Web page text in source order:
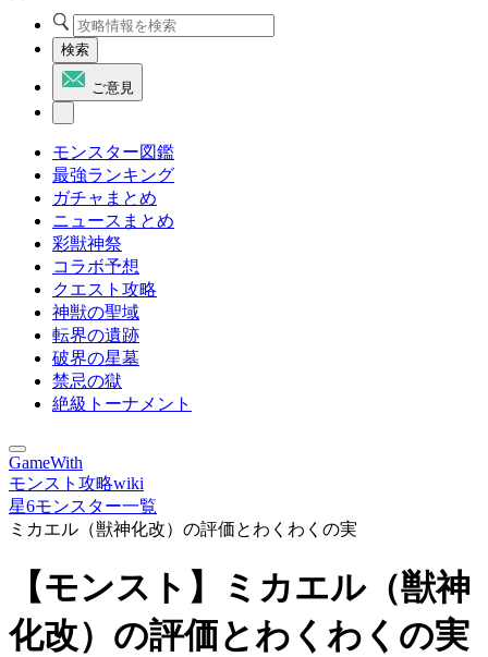
検索
ご意見
モンスター図鑑
最強ランキング
ガチャまとめ
ニュースまとめ
彩獣神祭
コラボ予想
クエスト攻略
神獣の聖域
転界の遺跡
破界の星墓
禁忌の獄
絶級トーナメント
GameWith
モンスト攻略wiki
星6モンスター一覧
ミカエル（獣神化改）の評価とわくわくの実
【モンスト】ミカエル（獣神
化改）の評価とわくわくの実